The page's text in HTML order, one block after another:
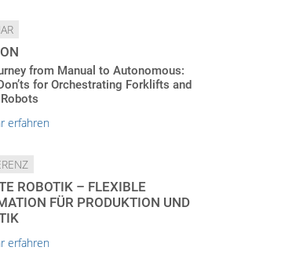
from Manual to Autonomous:
for Orchestrating Forklifts and
erfahren
ROBOTIK – FLEXIBLE
FÜR PRODUKTION UND
erfahren